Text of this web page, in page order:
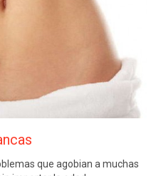
que agobian a muchas